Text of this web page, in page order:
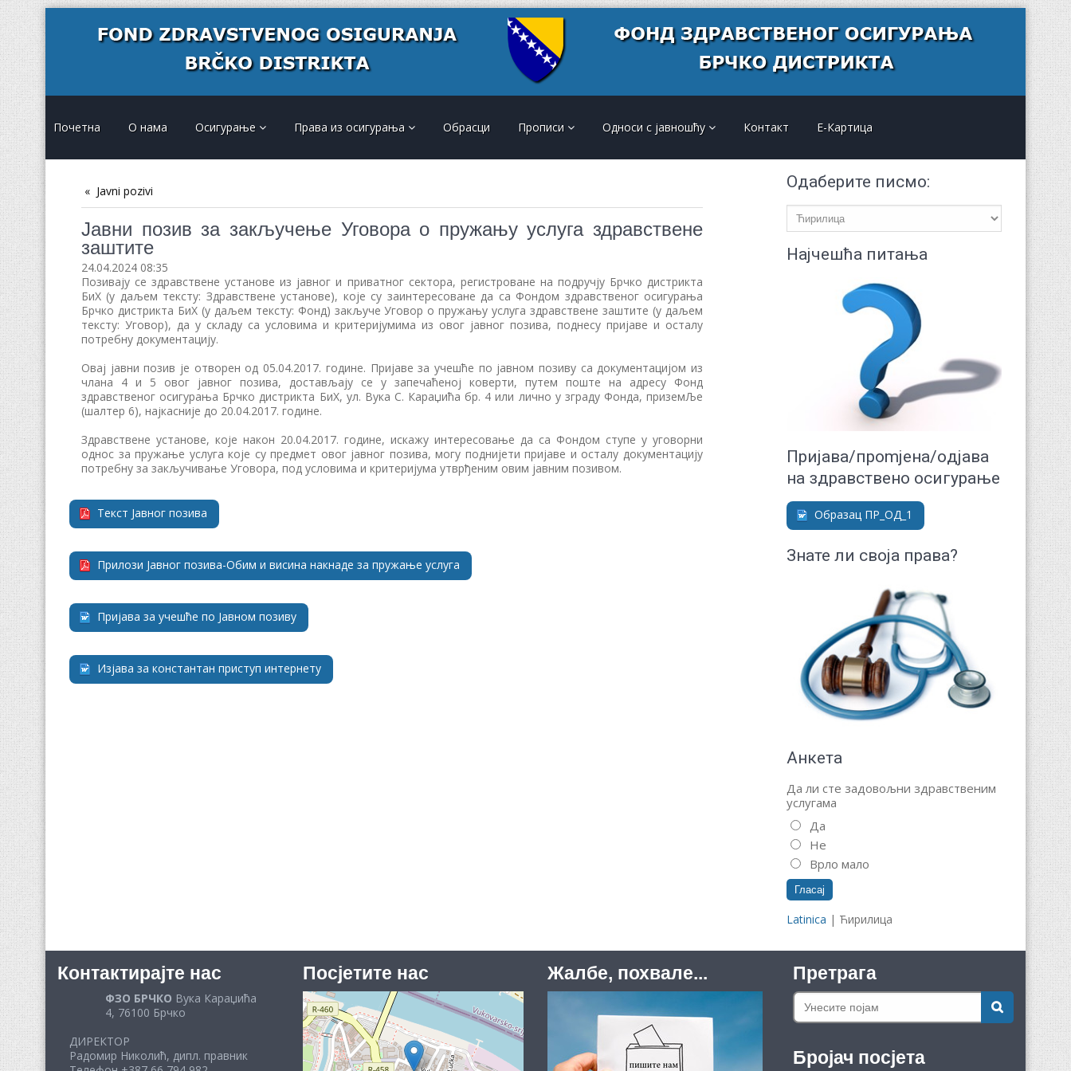
Почетна О нама Осигурање Права из осигурања Обрасци Прописи Односи с јавношћу Контакт Е-Картица
Javni pozivi
Јавни позив за закључење Уговора о пружању услуга здравствене
заштите
24.04.2024 08:35
Позивају се здравствене установе из јавног и приватног сектора, регистроване на подручју Брчко дистрикта
БиХ (у даљем тексту: Здравствене установе), које су заинтересоване да са Фондом здравственог осигурања
Брчко дистрикта БиХ (у даљем тексту: Фонд) закључе Уговор о пружању услуга здравствене заштите (у даљем
тексту: Уговор), да у складу са условима и критеријумима из овог јавног позива, поднесу пријаве и осталу
потребну документацију.
Овај јавни позив је отворен од 05.04.2017. године. Пријаве за учешће по јавном позиву са документацијом из
члана 4 и 5 овог јавног позива, достављају се у запечаћеној коверти, путем поште на адресу Фонд
здравственог осигурања Брчко дистрикта БиХ, ул. Вука С. Караџића бр. 4 или лично у зграду Фонда, приземЉе
(шалтер 6), најкасније до 20.04.2017. године.
Здравствене установе, које након 20.04.2017. године, искажу интересовање да са Фондом ступе у уговорни
однос за пружање услуга које су предмет овог јавног позива, могу поднијети пријаве и осталу документацију
потребну за закључивање Уговора, под условима и критеријума утврђеним овим јавним позивом.
Текст Јавног позива
Прилози Јавног позива-Обим и висина накнаде за пружање услуга
Пријава за учешће по Јавном позиву
Изјава за константан приступ интернету
Одаберите писмо:
Најчешћа питања
Приjaвa/прomjeнa/oдjaвa
нa здрaвствeнo oсигурaњe
Образац ПР_ОД_1
Знате ли своја права?
Анкета
Да ли сте задовољни здравственим
услугама
Да
Не
Врло мало
Latinica | Ћирилица
Контактирајте нас
ФЗО БРЧКО Вука Караџића
4, 76100 Брчко
ДИРЕКТОР
Радомир Николић, дипл. правник
Посјетите нас Жалбе, похвале... Претрага
Бројач посјета